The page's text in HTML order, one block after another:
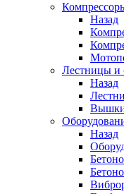
Назад
Лестницы и
Назад
Вышки
Назад